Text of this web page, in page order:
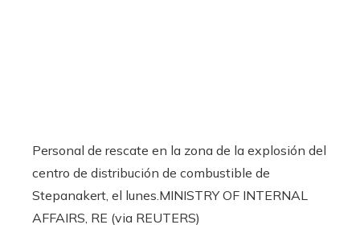
Personal de rescate en la zona de la explosión del
centro de distribución de combustible de
Stepanakert, el lunes. MINISTRY OF INTERNAL
AFFAIRS, RE (via REUTERS)